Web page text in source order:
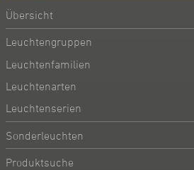
Übersicht
Leuchtengruppen
Leuchtenfamilien
Leuchtenarten
Leuchtenserien
Sonderleuchten
Produktsuche